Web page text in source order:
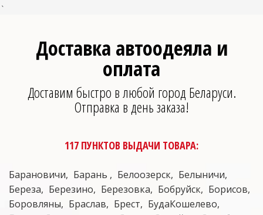
`
Доставка автоодеяла и
оплата
Доставим быстро в любой город Беларуси.
Отправка в день заказа!
117 ПУНКТОВ ВЫДАЧИ ТОВАРА:
Барановичи Барань Белоозерск
Белыничи
Береза
Березино Березовка Бобруйск
Борисов
Боровляны
Браслав Брест
БудаКошелево